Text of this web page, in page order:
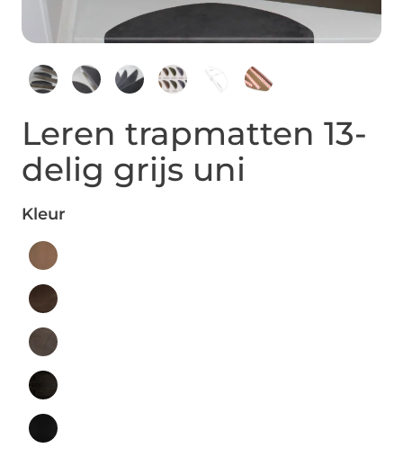
Leren trapmatten 13-
delig grijs uni
Kleur